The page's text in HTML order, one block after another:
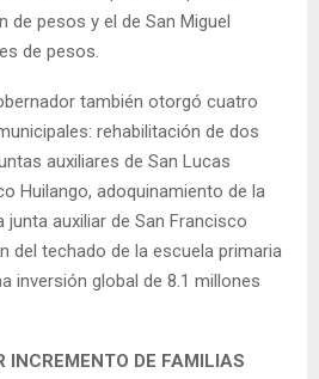
de pesos y el de San Miguel
de pesos.
también otorgó cuatro
rehabilitación de dos
auxiliares de San Lucas
Huilango, adoquinamiento de la
auxiliar de San Francisco
del techado de la escuela primaria
inversión global de 8.1 millones
INCREMENTO DE FAMILIAS